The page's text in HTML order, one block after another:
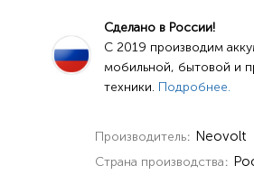
Сделано в России!
C 2019 производим
мобильной, бытовой и
техники. Подробнее.
Производитель Neovolt
Страна производства